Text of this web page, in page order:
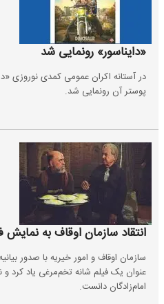
«دایناسور» رونمایی شد
پوستر آن رونمایی شد.
انتقاد سازمان اوقاف به نمایش
سازمان اوقاف و امور خیریه با صدور
عنوان یک فیلم شانه تخم‌مرغی یاد کرد
امام‌زادگان دانست.